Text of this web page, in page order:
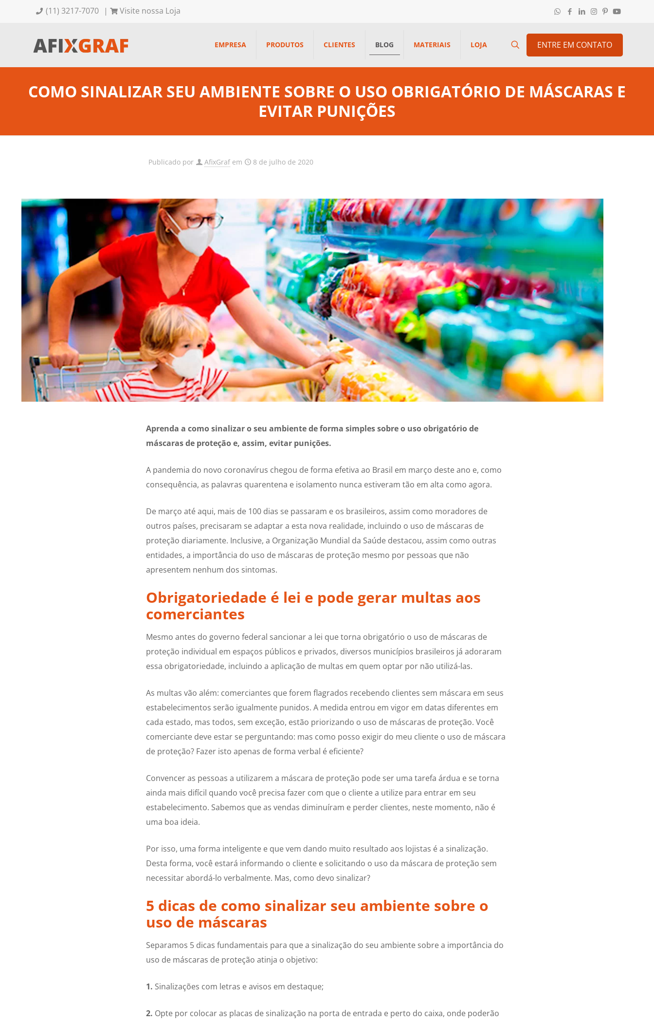
(11) 3217-7070 | Visite nossa Loja
EMPRESA PRODUTOS CLIENTES BLOG MATERIAIS LOJA ENTRE EM CONTATO
COMO SINALIZAR SEU AMBIENTE SOBRE O USO OBRIGATÓRIO DE MÁSCARAS E
EVITAR PUNIÇÕES
Publicado por AfixGraf em 8 de julho de 2020
Aprenda a como sinalizar o seu ambiente de forma simples sobre o uso obrigatório de
máscaras de proteção e, assim, evitar punições.
A pandemia do novo coronavírus chegou de forma efetiva ao Brasil em março deste ano e, como
consequência, as palavras quarentena e isolamento nunca estiveram tão em alta como agora.
De março até aqui, mais de 100 dias se passaram e os brasileiros, assim como moradores de
outros países, precisaram se adaptar a esta nova realidade, incluindo o uso de máscaras de
proteção diariamente. Inclusive, a Organização Mundial da Saúde destacou, assim como outras
entidades, a importância do uso de máscaras de proteção mesmo por pessoas que não
apresentem nenhum dos sintomas.
Obrigatoriedade é lei e pode gerar multas aos
comerciantes
Mesmo antes do governo federal sancionar a lei que torna obrigatório o uso de máscaras de
proteção individual em espaços públicos e privados, diversos municípios brasileiros já adoraram
essa obrigatoriedade, incluindo a aplicação de multas em quem optar por não utilizá-las.
As multas vão além: comerciantes que forem flagrados recebendo clientes sem máscara em seus
estabelecimentos serão igualmente punidos. A medida entrou em vigor em datas diferentes em
cada estado, mas todos, sem exceção, estão priorizando o uso de máscaras de proteção. Você
comerciante deve estar se perguntando: mas como posso exigir do meu cliente o uso de máscara
de proteção? Fazer isto apenas de forma verbal é eficiente?
Convencer as pessoas a utilizarem a máscara de proteção pode ser uma tarefa árdua e se torna
ainda mais difícil quando você precisa fazer com que o cliente a utilize para entrar em seu
estabelecimento. Sabemos que as vendas diminuíram e perder clientes, neste momento, não é
uma boa ideia.
Por isso, uma forma inteligente e que vem dando muito resultado aos lojistas é a sinalização.
Desta forma, você estará informando o cliente e solicitando o uso da máscara de proteção sem
necessitar abordá-lo verbalmente. Mas, como devo sinalizar?
5 dicas de como sinalizar seu ambiente sobre o
uso de máscaras
Separamos 5 dicas fundamentais para que a sinalização do seu ambiente sobre a importância do
uso de máscaras de proteção atinja o objetivo:
1. Sinalizações com letras e avisos em destaque;
2. Opte por colocar as placas de sinalização na porta de entrada e perto do caixa, onde poderão